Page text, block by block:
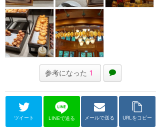
参考になった 1
ツイート LINEで送る メールで送る URLをコピー